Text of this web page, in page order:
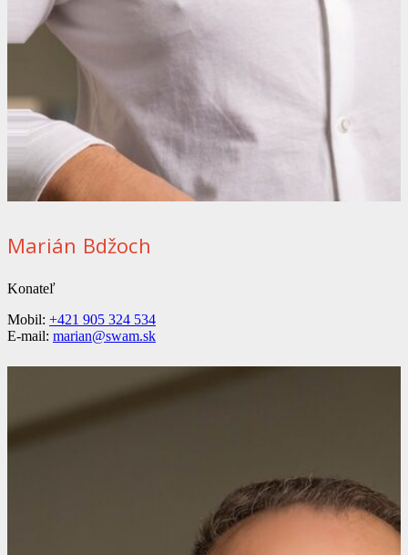
Marián Bdžoch
Konateľ
Mobil: +421 905 324 534
E-mail: marian@swam.sk